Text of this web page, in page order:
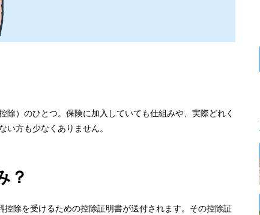
）のひとつ。保険に加入していても仕組みや、実際どれく
い方も少なくありません。
？
除を受けるための控除証明書が送付されます。その控除証